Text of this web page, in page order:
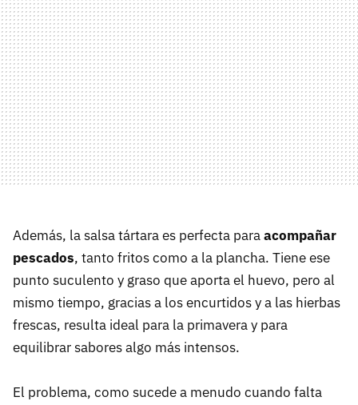
Además, la salsa tártara es perfecta paraacompañar
pescados, tanto fritos como a la plancha. Tiene ese
punto suculento y graso que aporta el huevo, pero al
mismo tiempo, gracias a los encurtidos y a las hierbas
frescas, resulta ideal para la primavera y para
equilibrar sabores algo más intensos.
El problema, como sucede a menudo cuando falta